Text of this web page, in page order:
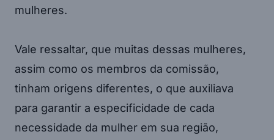
mulheres.
Vale ressaltar, que muitas dessas mulheres,
assim como os membros da comissão,
tinham origens diferentes, o que auxiliava
para garantir a especificidade de cada
necessidade da mulher em sua região,